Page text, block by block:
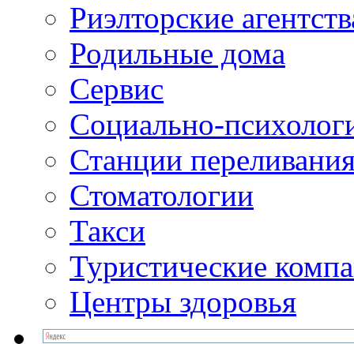
Риэлторские
Родильные дома
Сервис
Социально-
Станции
Стоматологии
Такси
Туристические
Центры здоровья